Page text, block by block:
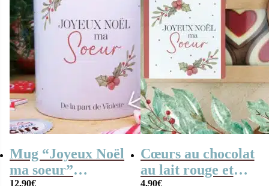
Mug “Joyeux Noël
ma soeur”
12,90€
Cœurs au chocolat
au lait rouge et
4,90€